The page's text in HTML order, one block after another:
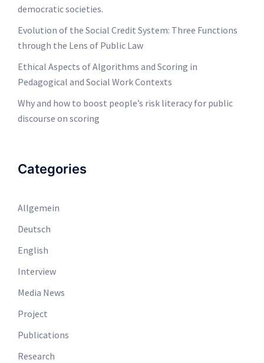
democratic societies.
Evolution of the Social Credit System: Three Functions
through the Lens of Public Law
Ethical Aspects of Algorithms and Scoring in
Pedagogical and Social Work Contexts
Why and how to boost people’s risk literacy for public
discourse on scoring
Categories
Allgemein
Deutsch
English
Interview
Media News
Project
Publications
Research